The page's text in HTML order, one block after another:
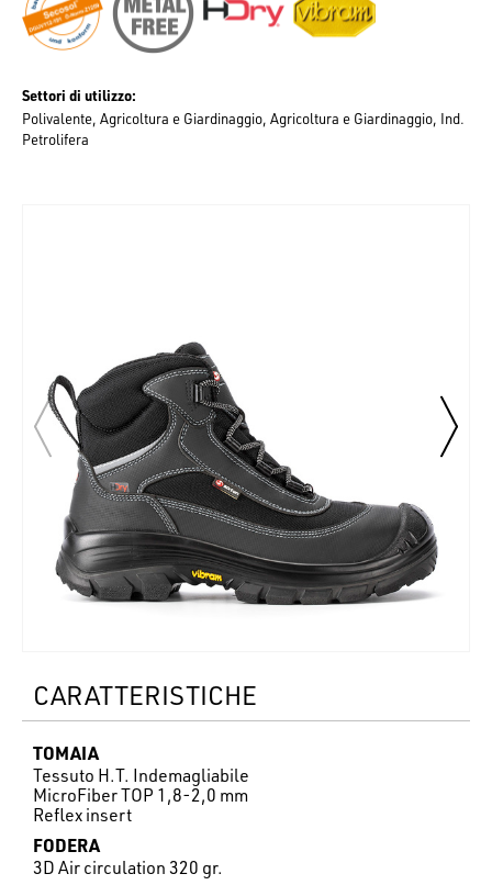
Settori di utilizzo
Polivalente Agricoltura e Giardinaggio Agricoltura e Giardinaggio Ind.
Petrolifera
CARATTERISTICHE
TOMAIA
Tessuto H.T. Indemagliabile
MicroFiber TOP 1,8-2,0 mm
Reflex insert
FODERA
3D Air circulation 320 gr.